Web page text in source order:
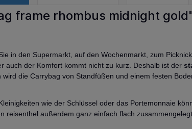
frame rhombus midnight
in den Supermarkt, auf den Wochenmarkt, zum
auch der Komfort kommt nicht zu kurz. Deshalb ist der
die Carrybag von Standfüßen und einem festen
wie der Schlüssel oder das Portemonnaie
außerdem ganz einfach flach